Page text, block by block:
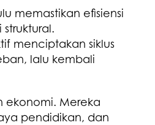
memastikan efisiensi
menciptakan siklus
lalu kembali
ekonomi. Mereka
pendidikan, dan